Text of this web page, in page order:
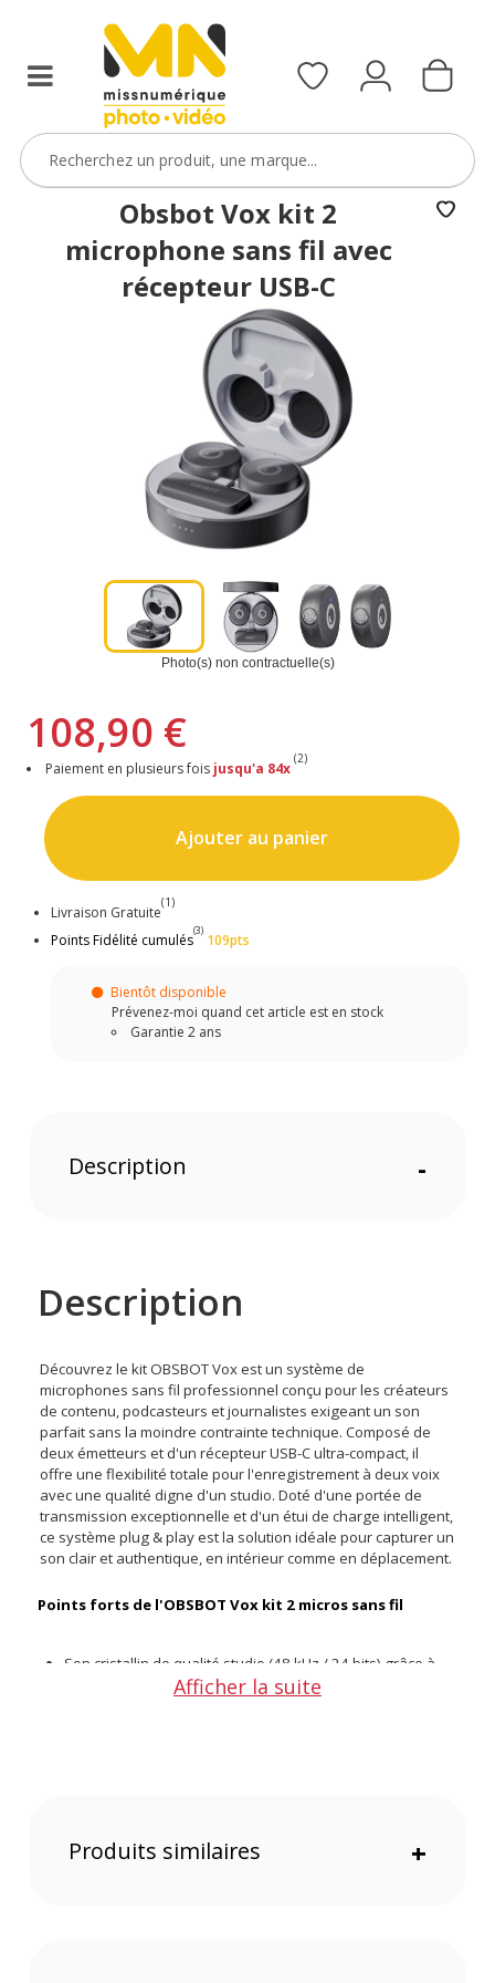
Obsbot Vox kit 2
microphone sans fil avec
récepteur USB-C
Photo(s) non contractuelle(s)
108,90 €
Paiement en plusieurs fois jusqu'a 84x
(2)
Ajouter au panier
Livraison Gratuite
(1)
Points Fidélité cumulés
(3)
109pts
Bientôt disponible
Prévenez-moi quand cet article est en stock
Garantie 2 ans
Description -
Description
Découvrez le kit OBSBOT Vox est un système de
microphones sans fil professionnel conçu pour les créateurs
de contenu, podcasteurs et journalistes exigeant un son
parfait sans la moindre contrainte technique. Composé de
deux émetteurs et d'un récepteur USB-C ultra-compact, il
offre une flexibilité totale pour l'enregistrement à deux voix
avec une qualité digne d'un studio. Doté d'une portée de
transmission exceptionnelle et d'un étui de charge intelligent,
ce système plug & play est la solution idéale pour capturer un
son clair et authentique, en intérieur comme en déplacement.
Points forts de l'OBSBOT Vox kit 2 micros sans fil
Son cristallin de qualité studio (48 kHz / 24 bits) grâce à
des micros omnidirectionnels haute sensibilité.
Afficher la suite
Produits similaires +